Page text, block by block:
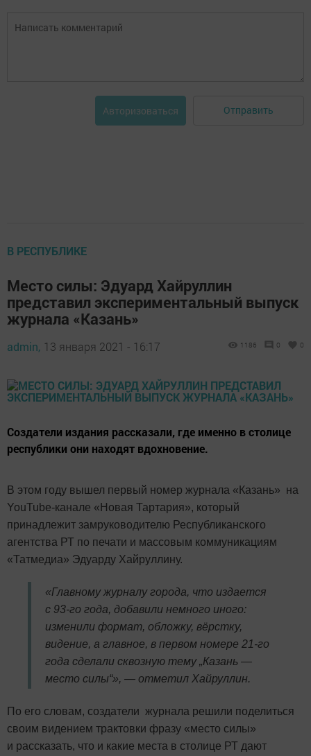
Авторизоваться Отправить
В РЕСПУБЛИКЕ
Место силы: Эдуард Хайруллин
представил экспериментальный выпуск
журнала «Казань»
admin, 13 января 2021 - 16:17 1186 0 0
Создатели издания рассказали, где именно в столице
республики они находят вдохновение.
В этом году вышел первый номер журнала «Казань» на
YouTube-канале «Новая Тартария», который
принадлежит замруководителю Республиканского
агентства РТ по печати и массовым коммуникациям
«Татмедиа» Эдуарду Хайруллину.
«Главному журналу города, что издается
с 93-го года, добавили немного иного:
изменили формат, обложку, вёрстку,
видение, а главное, в первом номере 21-го
года сделали сквозную тему „Казань —
место силы“», — отметил Хайруллин.
По его словам, создатели журнала решили поделиться
своим видением трактовки фразу «место силы»
и рассказать, что и какие места в столице РТ дают